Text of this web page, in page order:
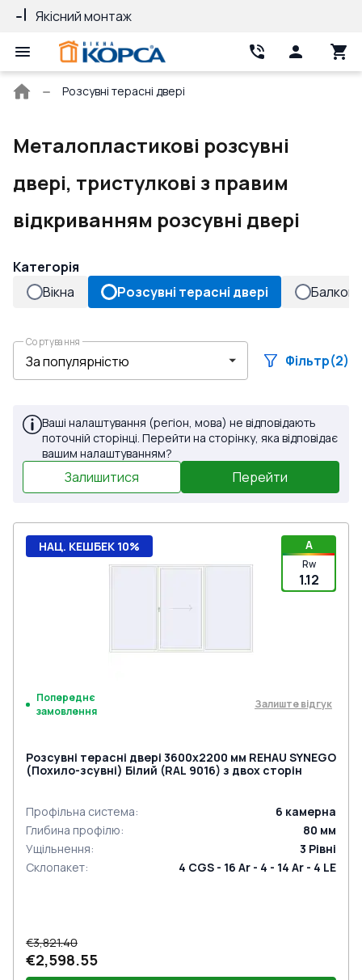
Якісний монтаж
Головна
Розсувні терасні двері
Металопластикові розсувні
двері, тристулкові з правим
відкриванням розсувні двері
Категорія
Вікна
Розсувні терасні двері
Сортування
Фільтр(2)
Ваші налаштування (регіон, мова) не відповідають
поточній сторінці. Перейти на сторінку, яка відповідає
вашим налаштуванням?
Залишитися Перейти
A
Rw
1.12
НАЦ. КЕШБЕК 10%
Попереднє
замовлення
Залиште відгук
Розсувні терасні двері 3600x2200 мм REHAU SYNEGO
(Похило-зсувні) Білий (RAL 9016) з двох сторін
Профільна система: 6 камерна
Глибина профілю: 80 мм
Ущільнення: 3 Рівні
Склопакет: 4 CGS - 16 Ar - 4 - 14 Ar - 4 LE
€3,821.40
€2,598.55